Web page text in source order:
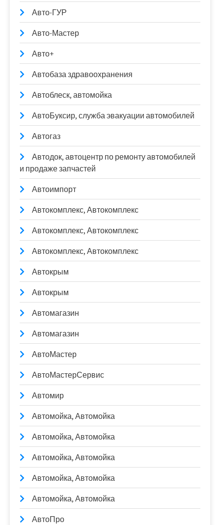
Авто-ГУР
Авто-Мастер
Авто+
Автобаза здравоохранения
Автоблеск, автомойка
АвтоБуксир, служба эвакуации автомобилей
Автогаз
Автодок, автоцентр по ремонту автомобилей
и продаже запчастей
Автоимпорт
Автокомплекс, Автокомплекс
Автокомплекс, Автокомплекс
Автокомплекс, Автокомплекс
Автокрым
Автокрым
Автомагазин
Автомагазин
АвтоМастер
АвтоМастерСервис
Автомир
Автомойка, Автомойка
Автомойка, Автомойка
Автомойка, Автомойка
Автомойка, Автомойка
Автомойка, Автомойка
АвтоПро